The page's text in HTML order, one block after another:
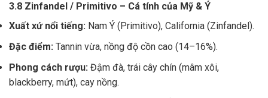
3.8 Zinfandel / Primitivo – Cá tính của Mỹ & Ý
Xuất xứ nổi tiếng: Nam Ý (Primitivo), California (Zinfandel).
Đặc điểm: Tannin vừa, nồng độ cồn cao (14–16%).
Phong cách rượu: Đậm đà, trái cây chín (mâm xôi,
blackberry, mứt), cay nồng.